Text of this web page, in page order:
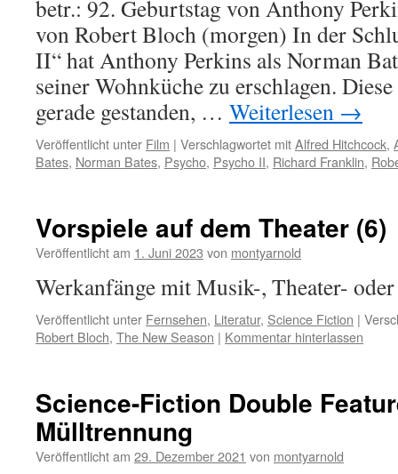
betr.: 92. Geburtstag von Anthony
von Robert Bloch (morgen) In der
II“ hat Anthony Perkins als Norman
seiner Wohnküche zu erschlagen.
gerade gestanden, … Weiterlesen →
Veröffentlicht unter Film | Verschlagwortet mitAlfred Hitchcock,
Bates, Norman Bates, Psycho, Psycho II, Richard Franklin,
Vorspiele auf dem Theater (6)
Veröffentlicht am 1. Juni 2023 von montyarnold
Werkanfänge mit Musik-, Theater-
Veröffentlicht unter Fernsehen, Literatur, Science Fiction |
Robert Bloch, The New Season | Kommentar hinterlassen
Science-Fiction Double
Mülltrennung
Veröffentlicht am 29. Dezember 2021 von montyarnold